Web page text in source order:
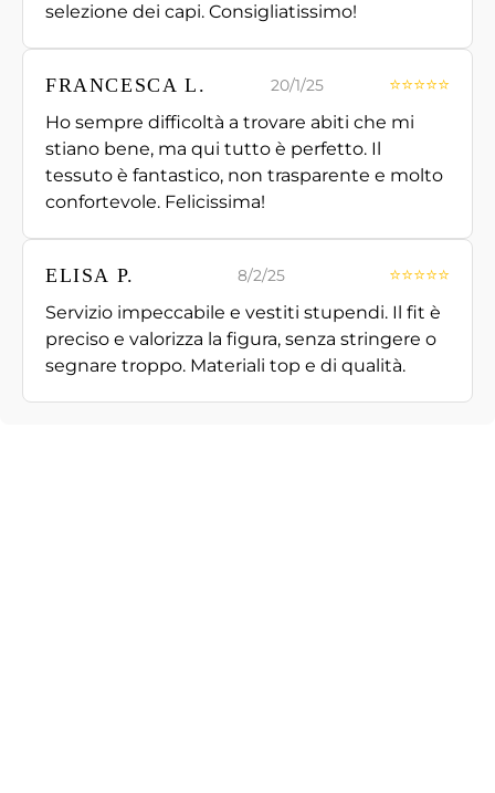
selezione dei capi. Consigliatissimo!
FRANCESCA L. 20/1/25
⭐⭐⭐⭐⭐
Ho sempre difficoltà a trovare abiti che mi
stiano bene, ma qui tutto è perfetto. Il
tessuto è fantastico, non trasparente e molto
confortevole. Felicissima!
ELISA P. 8/2/25
⭐⭐⭐⭐⭐
Servizio impeccabile e vestiti stupendi. Il fit è
preciso e valorizza la figura, senza stringere o
segnare troppo. Materiali top e di qualità.